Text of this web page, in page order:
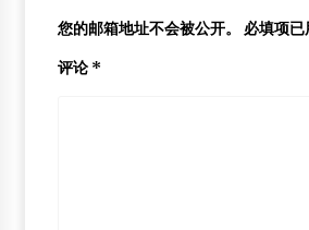
您的邮箱地址不会被公开。 必填项已
评论 *